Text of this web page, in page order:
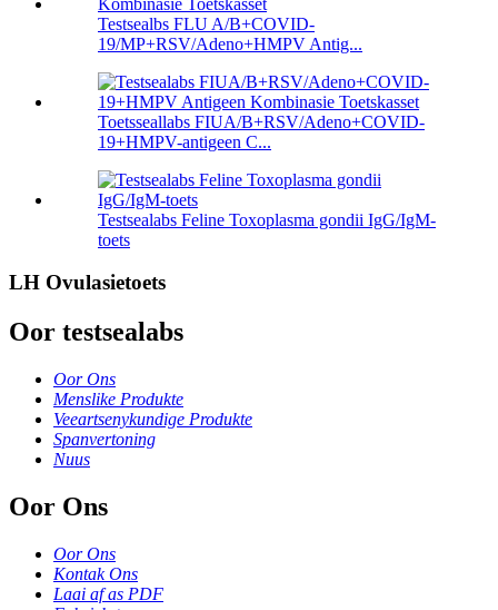
Testsealbs FLU A/B+COVID-
19/MP+RSV/Adeno+HMPV Antig...
Toetsseallabs FIUA/B+RSV/Adeno+COVID-
19+HMPV-antigeen C...
Testsealabs Feline Toxoplasma gondii IgG/IgM-
toets
LH Ovulasietoets
Oor testsealabs
Oor Ons
Menslike Produkte
Veeartsenykundige Produkte
Spanvertoning
Nuus
Oor Ons
Oor Ons
Kontak Ons
Laai af as PDF